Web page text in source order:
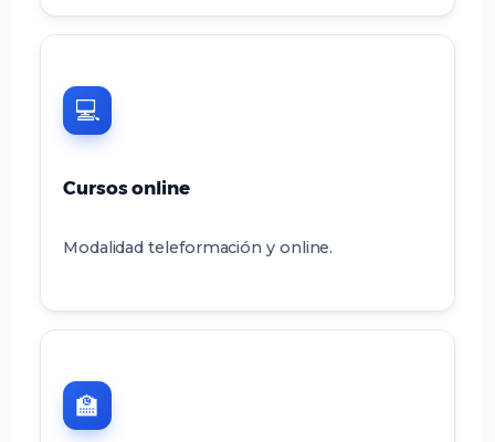
💻
Cursos online
Modalidad teleformación y online.
🏫